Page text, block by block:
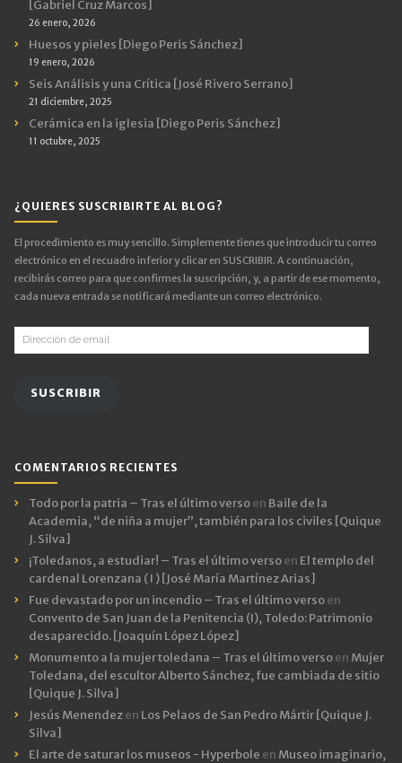
[Gabriel Cruz Marcos]
26 enero, 2026
Huesos y pieles [Diego Peris Sánchez]
19 enero, 2026
Seis Análisis y una Crítica [José Rivero Serrano]
21 diciembre, 2025
Cerámica en la iglesia [Diego Peris Sánchez]
11 octubre, 2025
¿QUIERES SUSCRIBIRTE AL BLOG?
El procedimiento es muy sencillo. Simplemente tienes que introducir tu correo
electrónico en el recuadro inferior y clicar en SUSCRIBIR. A continuación,
recibirás correo para que confirmes la suscripción, y, a partir de ese momento,
cada nueva entrada se notificará mediante un correo electrónico.
Dirección
de
SUSCRIBIR
COMENTARIOS RECIENTES
Todo por la patria – Tras el último versoen Baile de la
Academia, “de niña a mujer”, también para los civiles [Quique
J. Silva]
¡Toledanos, a estudiar! – Tras el último versoen El templo del
cardenal Lorenzana ( I ) [José María Martínez Arias]
Fue devastado por un incendio – Tras el último versoen
Convento de San Juan de la Penitencia (I), Toledo: Patrimonio
desaparecido. [Joaquín López López]
Monumento a la mujer toledana – Tras el último versoen Mujer
Toledana, del escultor Alberto Sánchez, fue cambiada de sitio
[Quique J. Silva]
Jesús Menendezen Los Pelaos de San Pedro Mártir [Quique J.
Silva]
El arte de saturar los museos - Hyperbole en Museo imaginario,